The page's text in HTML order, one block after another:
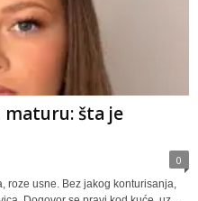
maturu: šta je
0
roze usne. Bez jakog konturisanja,